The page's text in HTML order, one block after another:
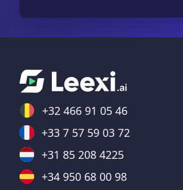
+32 466 91 05 46
+33 7 57 59 03 72
+31 85 208 4225
+34 950 68 00 98